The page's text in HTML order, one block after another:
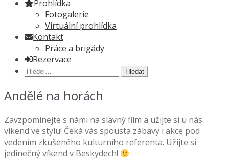
Prohlídka
Fotogalerie
Virtuální prohlídka
Kontakt
Práce a brigády
Rezervace
Hledat:
Andělé na horách
Zavzpomínejte s námi na slavný film a užijte si u nás
víkend ve stylu! Čeká vás spousta zábavy i akce pod
vedením zkušeného kulturního referenta. Užijte si
jedinečný víkend v Beskydech!